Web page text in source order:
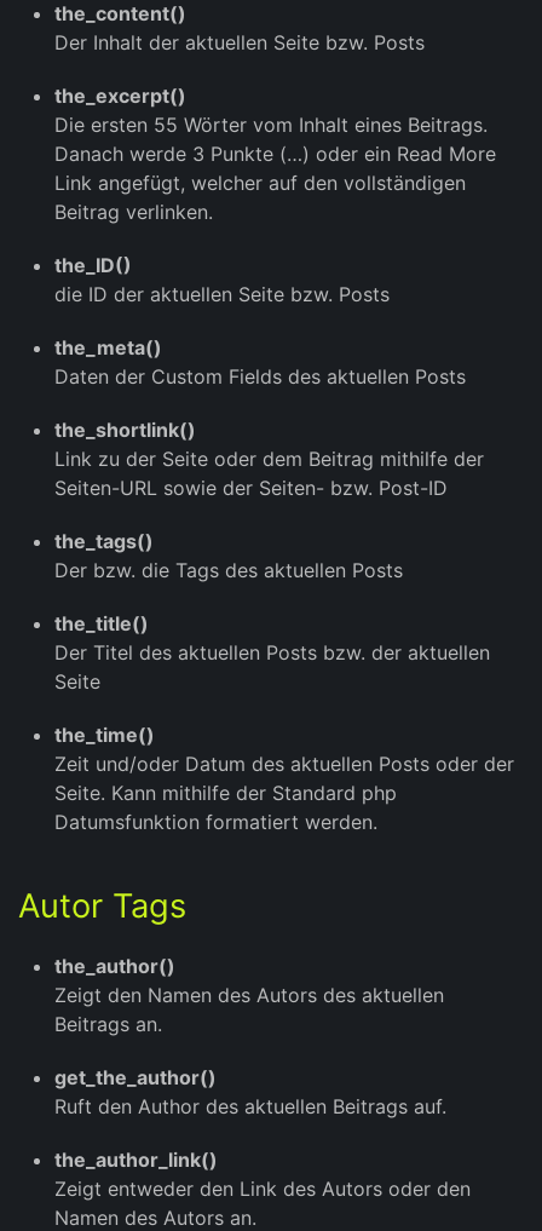
the_content()
Der Inhalt der aktuellen Seite bzw. Posts
the_excerpt()
Die ersten 55 Wörter vom Inhalt eines Beitrags.
Danach werde 3 Punkte (…) oder ein Read More
Link angefügt, welcher auf den vollständigen
Beitrag verlinken.
the_ID()
die ID der aktuellen Seite bzw. Posts
the_meta()
Daten der Custom Fields des aktuellen Posts
the_shortlink()
Link zu der Seite oder dem Beitrag mithilfe der
Seiten-URL sowie der Seiten- bzw. Post-ID
the_tags()
Der bzw. die Tags des aktuellen Posts
the_title()
Der Titel des aktuellen Posts bzw. der aktuellen
Seite
the_time()
Zeit und/oder Datum des aktuellen Posts oder der
Seite. Kann mithilfe der Standard php
Datumsfunktion formatiert werden.
Autor Tags
the_author()
Zeigt den Namen des Autors des aktuellen
Beitrags an.
get_the_author()
Ruft den Author des aktuellen Beitrags auf.
the_author_link()
Zeigt entweder den Link des Autors oder den
Namen des Autors an.